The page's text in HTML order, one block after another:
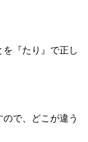
『たり』で正し
で、どこが違う